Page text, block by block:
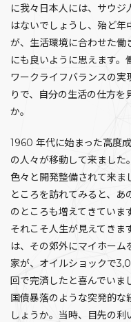
に我々日本人には、サウ
はないでしょうし、殆ど
が、生活環境に合わせた働
にも良いように思えます。
ワークライフバランスの実
りで、自分の生活の仕方
か。
1960 年代に始まった高度
の人々が移動して来ました
色々と開発整備されて来ま
ところを訪れてみると、あ
のところも増えてきていま
それこそ人生が見えてきま
は、その郊外にマイホー
家が、オイルショックで
回で完済したと喜んでいま
国債暴落のような突発的な
しょうか。当時、目先の